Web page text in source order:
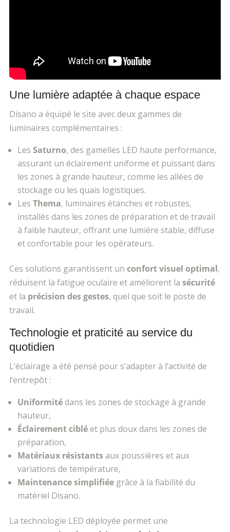
Une lumière adaptée à chaque espace
Disano a équipé le site avec deux gammes de
luminaires complémentaires :
Les Saturno, des gamelles LED haute performance,
assurant un éclairement uniforme et puissant dans
les zones à grande hauteur, comme les allées de
stockage ou les quais logistiques.
Les Thema, luminaires étanches et robustes,
installés dans les zones de préparation et de travail
à faible hauteur, offrant une lumière stable, diffuse
et confortable pour les opérateurs.
Ces solutions garantissent un confort visuel optimal,
réduisent la fatigue oculaire et améliorent la sécurité
et la précision des gestes, quel que soit le poste de
travail.
Technologie et praticité au service du
quotidien
L’éclairage a été pensé pour s’adapter à l’activité de
l’entrepôt :
Uniformitédans les zones de stockage à grande
hauteur,
Éclairement cibléet plus doux dans les zones de
préparation,
Matériaux résistantsaux poussières et aux
variations de température,
Maintenance simplifiéegrâce à la fiabilité du
matériel Disano.
La technologie LED déployée permet une